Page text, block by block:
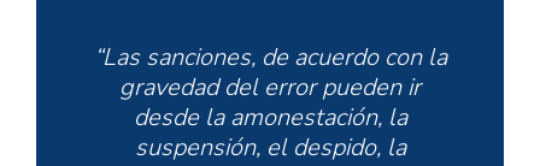
“Las sanciones, de acuerdo con la
gravedad del error pueden ir
desde la amonestación, la
suspensión, el despido, la